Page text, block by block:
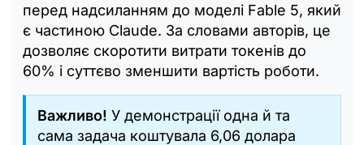
перед надсиланням до моделі Fable 5, який
є частиною Claude. За словами авторів, це
дозволяє скоротити витрати токенів до
60% і суттєво зменшити вартість роботи.
Важливо! У демонстрації одна й та
сама задача коштувала 6,06 долара